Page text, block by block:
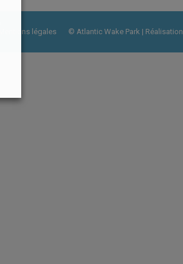
Mentions légales © Atlantic Wake Park | Réalisation